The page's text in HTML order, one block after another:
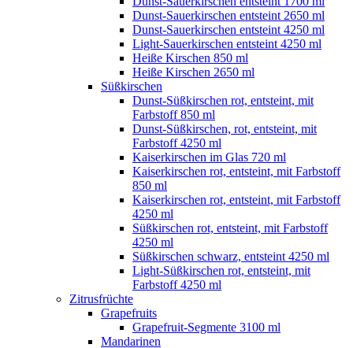
Dunst-Sauerkirschen entsteint 2650 ml
Dunst-Sauerkirschen entsteint 4250 ml
Light-Sauerkirschen entsteint 4250 ml
Heiße Kirschen 850 ml
Heiße Kirschen 2650 ml
Süßkirschen
Dunst-Süßkirschen rot, entsteint, mit
Farbstoff 850 ml
Dunst-Süßkirschen, rot, entsteint, mit
Farbstoff 4250 ml
Kaiserkirschen im Glas 720 ml
Kaiserkirschen rot, entsteint, mit Farbstoff
850 ml
Kaiserkirschen rot, entsteint, mit Farbstoff
4250 ml
Süßkirschen rot, entsteint, mit Farbstoff
4250 ml
Süßkirschen schwarz, entsteint 4250 ml
Light-Süßkirschen rot, entsteint, mit
Farbstoff 4250 ml
Zitrusfrüchte
Grapefruits
Grapefruit-Segmente 3100 ml
Mandarinen